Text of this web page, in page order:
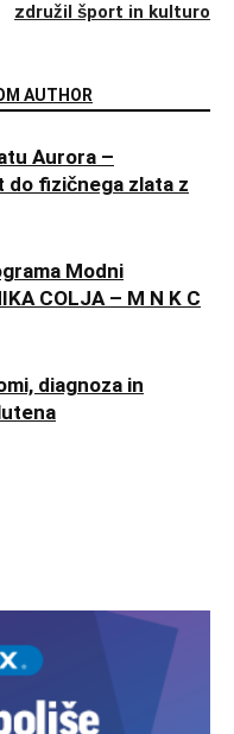
združil šport in kulturo
AUTHOR
Aurora –
do fizičnega zlata z
Modni
COLJA – M N K C
diagnoza in